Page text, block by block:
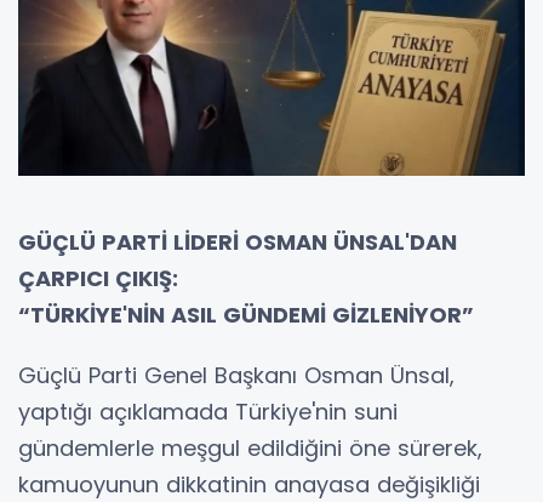
GÜÇLÜ PARTİ LİDERİ OSMAN ÜNSAL'DAN
ÇARPICI ÇIKIŞ:
“TÜRKİYE'NİN ASIL GÜNDEMİ GİZLENİYOR”
Güçlü Parti Genel Başkanı Osman Ünsal,
yaptığı açıklamada Türkiye'nin suni
gündemlerle meşgul edildiğini öne sürerek,
kamuoyunun dikkatinin anayasa değişikliği